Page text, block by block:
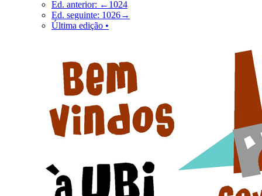
Ed. anterior: ←1024
Ed. seguinte: 1026→
Última edição •